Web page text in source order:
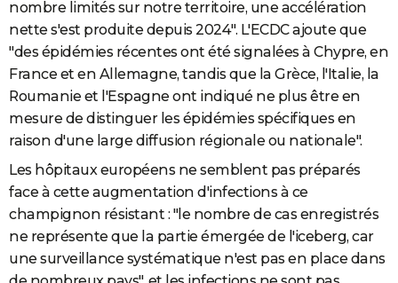
nombre limités sur notre territoire, une accélération
nette s'est produite depuis 2024". L'ECDC ajoute que
"des épidémies récentes ont été signalées à Chypre, en
France et en Allemagne, tandis que la Grèce, l'Italie, la
Roumanie et l'Espagne ont indiqué ne plus être en
mesure de distinguer les épidémies spécifiques en
raison d'une large diffusion régionale ou nationale".
Les hôpitaux européens ne semblent pas préparés
face à cette augmentation d'infections à ce
champignon résistant : "le nombre de cas enregistrés
ne représente que la partie émergée de l'iceberg, car
une surveillance systématique n'est pas en place dans